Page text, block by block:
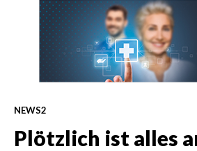
NEWS2
Plötzlich ist alles